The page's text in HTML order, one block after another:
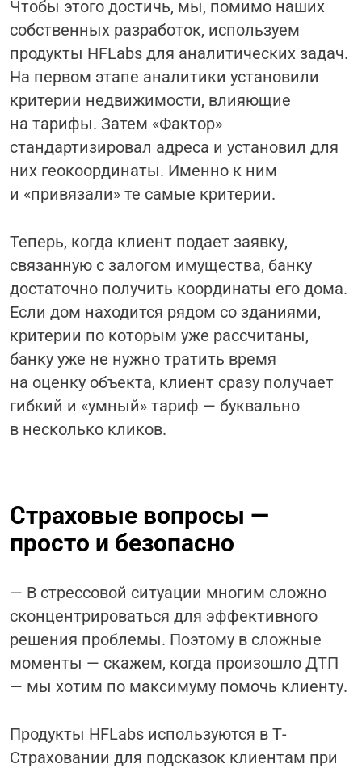
Чтобы этого достичь, мы, помимо наших
собственных разработок, используем
продукты HFLabs для аналитических задач.
На первом этапе аналитики установили
критерии недвижимости, влияющие
на тарифы. Затем «Фактор»
стандартизировал адреса и установил для
них геокоординаты. Именно к ним
и «привязали» те самые критерии.
Теперь, когда клиент подает заявку,
связанную с залогом имущества, банку
достаточно получить координаты его дома.
Если дом находится рядом со зданиями,
критерии по которым уже рассчитаны,
банку уже не нужно тратить время
на оценку объекта, клиент сразу получает
гибкий и «умный» тариф — буквально
в несколько кликов.
Страховые вопросы —
просто и безопасно
— В стрессовой ситуации многим сложно
сконцентрироваться для эффективного
решения проблемы. Поэтому в сложные
моменты — скажем, когда произошло ДТП
— мы хотим по максимуму помочь клиенту.
Продукты HFLabs используются в Т-
Страховании для подсказок клиентам при